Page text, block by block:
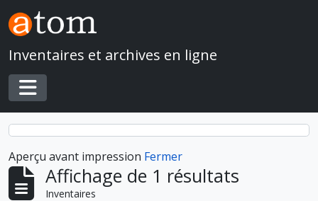
Skip to main content
Inventaires et archives en ligne
Toggle navigation
Aperçu avant impression Fermer
Affichage de 1 résultats
Inventaires